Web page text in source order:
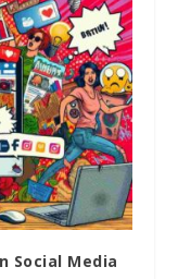
Social Media